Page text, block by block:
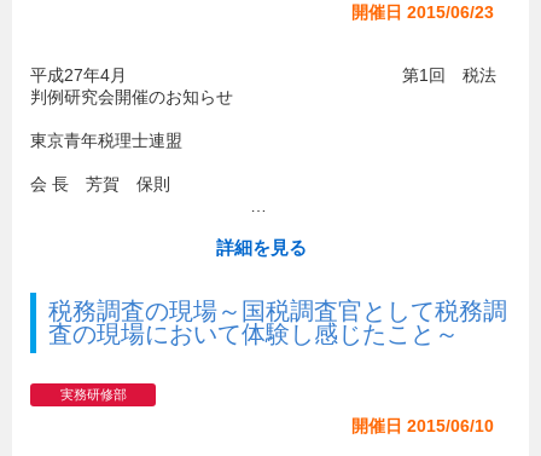
開催日 2015/06/23
平成27年4月 第1回 税法
判例研究会開催のお知らせ
東京青年税理士連盟
会 長 芳賀 保則
…
詳細を見る
税務調査の現場～国税調査官として税務調
査の現場において体験し感じたこと～
実務研修部
開催日 2015/06/10